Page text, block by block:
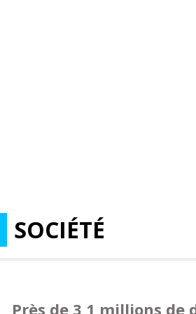
SOCIÉTÉ
Près de 3,1 millions de